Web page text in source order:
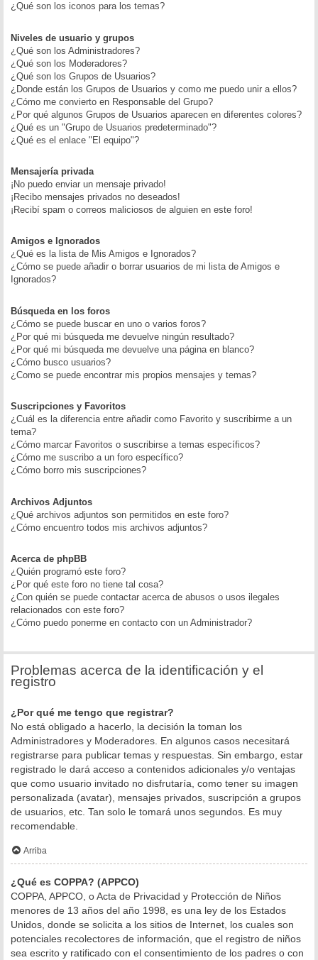
¿Qué son los iconos para los temas?
Niveles de usuario y grupos
¿Qué son los Administradores?
¿Qué son los Moderadores?
¿Qué son los Grupos de Usuarios?
¿Donde están los Grupos de Usuarios y como me puedo unir a ellos?
¿Cómo me convierto en Responsable del Grupo?
¿Por qué algunos Grupos de Usuarios aparecen en diferentes colores?
¿Qué es un "Grupo de Usuarios predeterminado"?
¿Qué es el enlace "El equipo"?
Mensajería privada
¡No puedo enviar un mensaje privado!
¡Recibo mensajes privados no deseados!
¡Recibí spam o correos maliciosos de alguien en este foro!
Amigos e Ignorados
¿Qué es la lista de Mis Amigos e Ignorados?
¿Cómo se puede añadir o borrar usuarios de mi lista de Amigos e
Ignorados?
Búsqueda en los foros
¿Cómo se puede buscar en uno o varios foros?
¿Por qué mi búsqueda me devuelve ningún resultado?
¿Por qué mi búsqueda me devuelve una página en blanco?
¿Cómo busco usuarios?
¿Como se puede encontrar mis propios mensajes y temas?
Suscripciones y Favoritos
¿Cuál es la diferencia entre añadir como Favorito y suscribirme a un
tema?
¿Cómo marcar Favoritos o suscribirse a temas específicos?
¿Cómo me suscribo a un foro específico?
¿Cómo borro mis suscripciones?
Archivos Adjuntos
¿Qué archivos adjuntos son permitidos en este foro?
¿Cómo encuentro todos mis archivos adjuntos?
Acerca de phpBB
¿Quién programó este foro?
¿Por qué este foro no tiene tal cosa?
¿Con quién se puede contactar acerca de abusos o usos ilegales
relacionados con este foro?
¿Cómo puedo ponerme en contacto con un Administrador?
Problemas acerca de la identificación y el
registro
¿Por qué me tengo que registrar?
No está obligado a hacerlo, la decisión la toman los
Administradores y Moderadores. En algunos casos necesitará
registrarse para publicar temas y respuestas. Sin embargo, estar
registrado le dará acceso a contenidos adicionales y/o ventajas
que como usuario invitado no disfrutaría, como tener su imagen
personalizada (avatar), mensajes privados, suscripción a grupos
de usuarios, etc. Tan solo le tomará unos segundos. Es muy
recomendable.
Arriba
¿Qué es COPPA? (APPCO)
COPPA, APPCO, o Acta de Privacidad y Protección de Niños
menores de 13 años del año 1998, es una ley de los Estados
Unidos, donde se solicita a los sitios de Internet, los cuales son
potenciales recolectores de información, que el registro de niños
sea escrito y ratificado con el consentimiento de los padres o con